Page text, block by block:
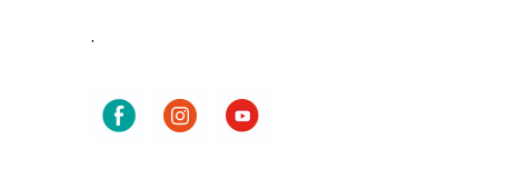
.